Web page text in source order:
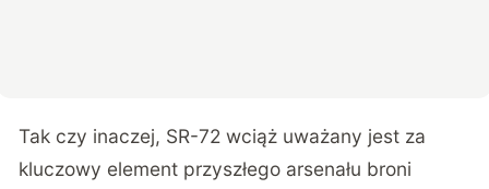
Tak czy inaczej, SR-72 wciąż uważany jest za
kluczowy element przyszłego arsenału broni